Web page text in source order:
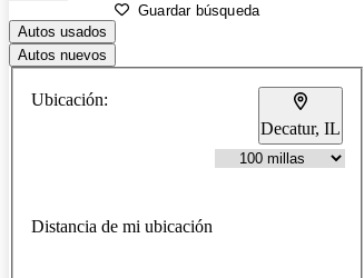
Guardar búsqueda
Autos usados
Autos nuevos
Ubicación:
Decatur, IL
Distancia de mi ubicación